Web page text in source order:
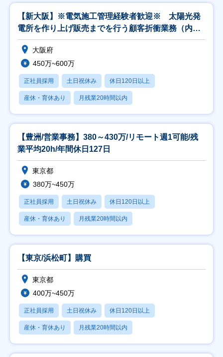
【新大阪】※電気施工管理経験者歓迎※ 太陽光発
電所を作り上げ販売までを行う顧客折衝業務（内
勤）
大阪府
450万~600万
正社員採用 土日祝休み 休日120日以上
産休・育休あり 月残業20時間以内
【豊洲/営業事務】380～430万/リモート週1可能/残
業平均20h/年間休日127日
東京都
380万~450万
正社員採用 土日祝休み 休日120日以上
産休・育休あり 月残業20時間以内
【東京/浜松町】購買
東京都
400万~450万
正社員採用 土日祝休み 休日120日以上
産休・育休あり 月残業20時間以内